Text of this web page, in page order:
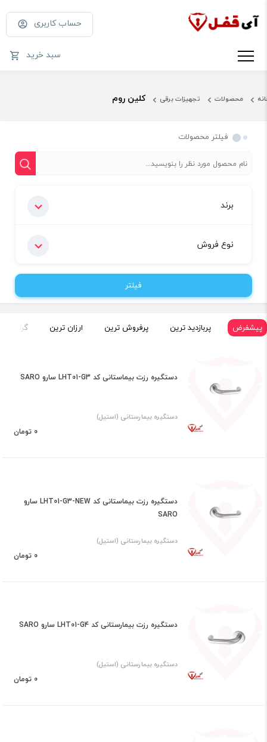
حساب کاربری
سبد خرید
محصولات تجهیزات برقی کلین روم
فیلتر محصولات
برند
نوع فروش
فیلتر
پیشفرض پربازدید ترین پرفروش ترین ارزان ترین گران
دستگیره رزت بیماستانی کد LHT01-G3 سارو SARO
دستگیره بیمارستانی (استیل)
0 تومان
دستگیره رزت بیماستانی کد LHT01-G3-NEW سارو
SARO
دستگیره بیمارستانی (استیل)
0 تومان
دستگیره رزت بیمارستانی کد LHT01-G4 سارو SARO
دستگیره بیمارستانی (استیل)
0 تومان